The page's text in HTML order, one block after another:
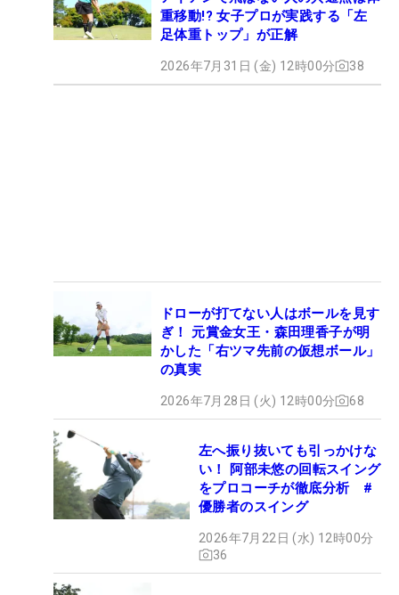
重移動!? 女子プロが実践する「左
足体重トップ」が正解
2026年7月31日 (金) 12時00分 38
ドローが打てない人はボールを見す
ぎ！ 元賞金女王・森田理香子が明
かした「右ツマ先前の仮想ボール」
の真実
2026年7月28日 (火) 12時00分 68
左へ振り抜いても引っかけな
い！ 阿部未悠の回転スイング
をプロコーチが徹底分析 #
優勝者のスイング
2026年7月22日 (水) 12時00分
36